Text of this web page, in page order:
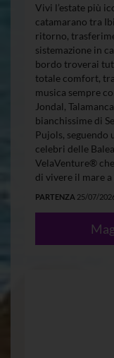
Vivi l’estate più
catamarano tra
ritorno,
sistemazione in
bordo troverai
totale comfort, tra
musica sempre
Jondal,
bianchissime di
Pujols,
celebri delle
VelaVenture®
di vivere il mare
PARTENZA 25/07/